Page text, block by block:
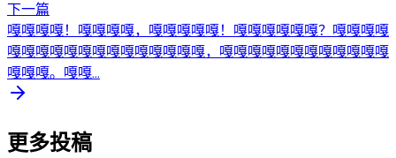
下一篇
嘎嘎嘎嘎！嘎嘎嘎嘎，嘎嘎嘎嘎嘎！嘎嘎嘎嘎嘎嘎？嘎嘎嘎嘎
嘎嘎嘎嘎嘎嘎嘎嘎嘎嘎嘎嘎嘎嘎，嘎嘎嘎嘎嘎嘎嘎嘎嘎嘎嘎嘎
嘎嘎嘎。嘎嘎...
更多投稿